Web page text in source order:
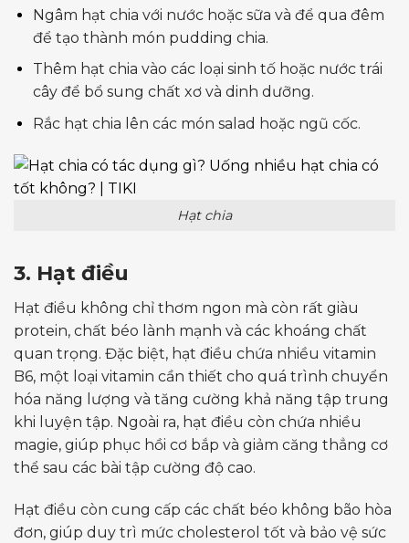
Ngâm hạt chia với nước hoặc sữa và để qua đêm
để tạo thành món pudding chia.
Thêm hạt chia vào các loại sinh tố hoặc nước trái
cây để bổ sung chất xơ và dinh dưỡng.
Rắc hạt chia lên các món salad hoặc ngũ cốc.
Hạt chia
3. Hạt điều
Hạt điều không chỉ thơm ngon mà còn rất giàu
protein, chất béo lành mạnh và các khoáng chất
quan trọng. Đặc biệt, hạt điều chứa nhiều vitamin
B6, một loại vitamin cần thiết cho quá trình chuyển
hóa năng lượng và tăng cường khả năng tập trung
khi luyện tập. Ngoài ra, hạt điều còn chứa nhiều
magie, giúp phục hồi cơ bắp và giảm căng thẳng cơ
thể sau các bài tập cường độ cao.
Hạt điều còn cung cấp các chất béo không bão hòa
đơn, giúp duy trì mức cholesterol tốt và bảo vệ sức